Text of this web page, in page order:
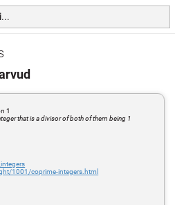
1
that is a divisor of both of them being 1
1001/coprime-integers.html